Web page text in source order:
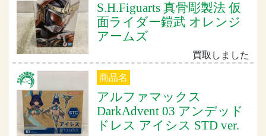
S.H.Figuarts 真骨彫製法 仮
面ライダー鎧武 オレンジ
アームズ
買取しました
商品名
アルファマックス
DarkAdvent 03 アンデッド
ドレス アイシス STD ver.